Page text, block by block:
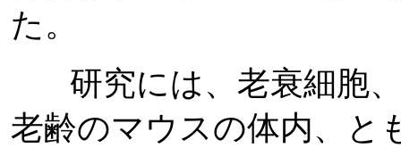
た。
研究には、老衰細胞、
老齢のマウスの体内、と